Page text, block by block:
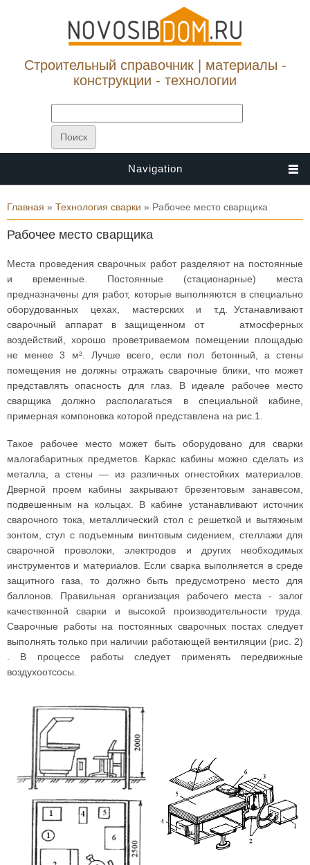
Строительный справочник | материалы -
конструкции - технологии
Navigation
Вы здесь
Главная » Технология сварки » Рабочее место сварщика
Рабочее место сварщика
Места проведения сварочных работ разделяют на постоянные
и временные. Постоянные (стационарные) места
предназначены для работ, которые выполняются в специально
оборудованных цехах, мастерских и т.д. Устанавливают
сварочный аппарат в защищенном от атмосферных
воздействий, хорошо проветриваемом помещении площадью
не менее 3 м². Лучше всего, если пол бетонный, а стены
помещения не должны отражать сварочные блики, что может
представлять опасность для глаз. В идеале рабочее место
сварщика должно располагаться в специальной кабине,
примерная компоновка которой представлена на рис.1.
Такое рабочее место может быть оборудовано для сварки
малогабаритных предметов. Каркас кабины можно сделать из
металла, а стены — из различных огнестойких материалов.
Дверной проем кабины закрывают брезентовым занавесом,
подвешенным на кольцах. В кабине устанавливают источник
сварочного тока, металлический стол с решеткой и вытяжным
зонтом, стул с подъемным винтовым сидением, стеллажи для
сварочной проволоки, электродов и других необходимых
инструментов и материалов. Если сварка выполняется в среде
защитного газа, то должно быть предусмотрено место для
баллонов. Правильная организация рабочего места - залог
качественной сварки и высокой производительности труда.
Сварочные работы на постоянных сварочных постах следует
выполнять только при наличии работающей вентиляции (рис. 2)
. В процессе работы следует применять передвижные
воздухоотсосы.